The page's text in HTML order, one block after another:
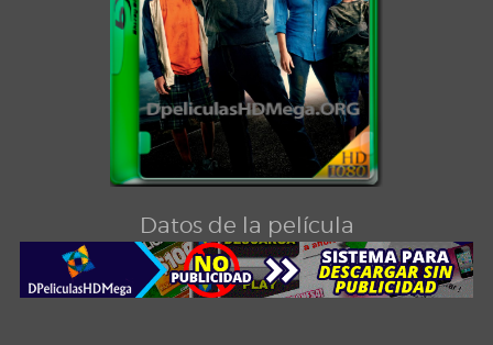
Datos de la película